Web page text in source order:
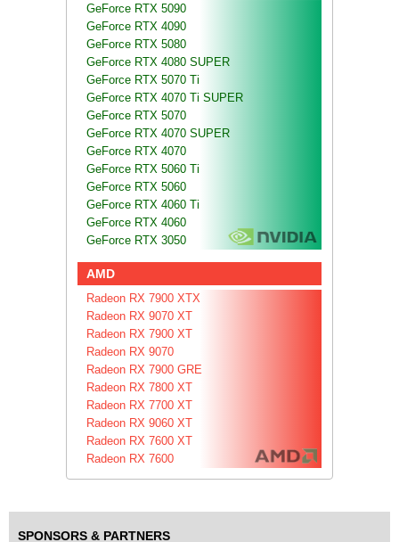
GeForce RTX 5090
GeForce RTX 4090
GeForce RTX 5080
GeForce RTX 4080 SUPER
GeForce RTX 5070 Ti
GeForce RTX 4070 Ti SUPER
GeForce RTX 5070
GeForce RTX 4070 SUPER
GeForce RTX 4070
GeForce RTX 5060 Ti
GeForce RTX 5060
GeForce RTX 4060 Ti
GeForce RTX 4060
GeForce RTX 3050
AMD
Radeon RX 7900 XTX
Radeon RX 9070 XT
Radeon RX 7900 XT
Radeon RX 9070
Radeon RX 7900 GRE
Radeon RX 7800 XT
Radeon RX 7700 XT
Radeon RX 9060 XT
Radeon RX 7600 XT
Radeon RX 7600
SPONSORS & PARTNERS